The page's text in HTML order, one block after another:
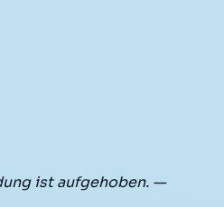
ist aufgehoben. —